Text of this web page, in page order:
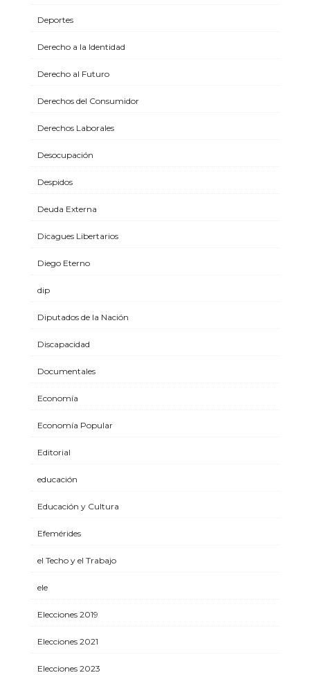
Deportes
Derecho a la Identidad
Derecho al Futuro
Derechos del Consumidor
Derechos Laborales
Desocupación
Despidos
Deuda Externa
Dicagues Libertarios
Diego Eterno
dip
Diputados de la Nación
Discapacidad
Documentales
Economía
Economía Popular
Editorial
educación
Educación y Cultura
Efemérides
el Techo y el Trabajo
ele
Elecciones 2019
Elecciones 2021
Elecciones 2023